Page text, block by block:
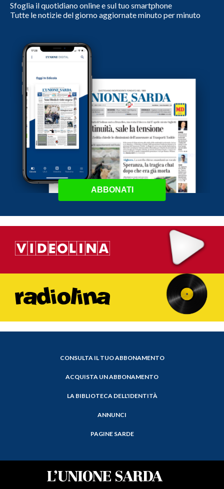
Sfoglia il quotidiano online e sul tuo smartphone
Tutte le notizie del giorno aggiornate minuto per minuto
ABBONATI
CONSULTA IL TUO ABBONAMENTO
ACQUISTA UN ABBONAMENTO
LA BIBLIOTECA DELL'IDENTITÀ
ANNUNCI
PAGINE SARDE